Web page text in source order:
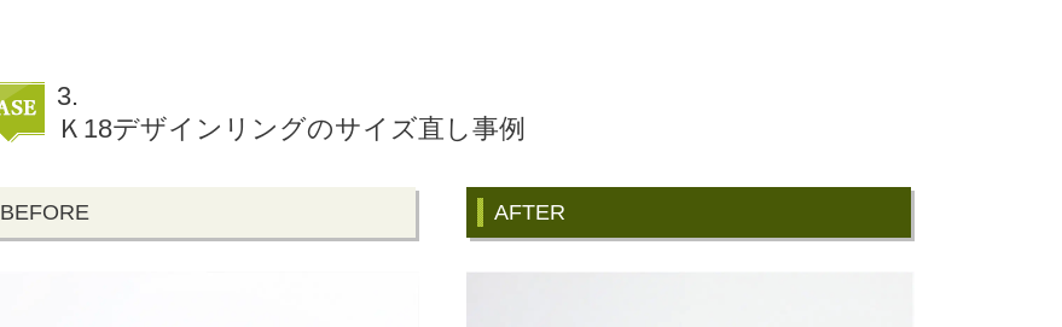
3.
Ｋ18デザインリングのサイズ直し事例
BEFORE AFTER